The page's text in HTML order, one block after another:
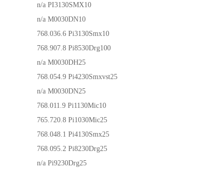
n/a PI3130SMX10
n/a M0030DN10
768.036.6 Pi3130Smx10
768.907.8 Pi8530Drg100
n/a M0030DH25
768.054.9 Pi4230Smxvst25
n/a M0030DN25
768.011.9 Pi1130Mic10
765.720.8 Pi1030Mic25
768.048.1 Pi4130Smx25
768.095.2 Pi8230Drg25
n/a Pi9230Drg25